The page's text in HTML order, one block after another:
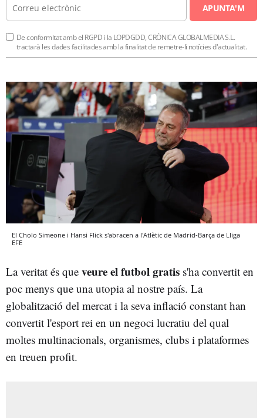
APUNTA'M
De conformitat amb el RGPD i la LOPDGDD, CRÒNICA GLOBALMEDIA S.L.
tractarà les dades facilitades amb la finalitat de remetre-li notícies d'actualitat.
El Cholo Simeone i Hansi Flick s'abracen a l'Atlètic de Madrid-Barça de Lliga
EFE
La veritat és que veure el futbol gratis s'ha convertit en
poc menys que una utopia al nostre país. La
globalització del mercat i la seva inflació constant han
convertit l'esport rei en un negoci lucratiu del qual
moltes multinacionals, organismes, clubs i plataformes
en treuen profit.